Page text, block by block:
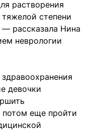
растворения
степени
рассказала Нина
неврологии
девочки
потом еще пройти